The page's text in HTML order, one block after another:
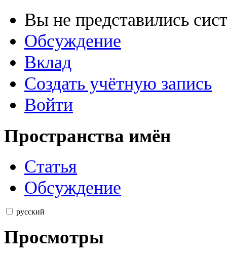
Вы не представились
Обсуждение
Вклад
Создать учётную запись
Войти
Пространства имён
Статья
Обсуждение
русский
Просмотры